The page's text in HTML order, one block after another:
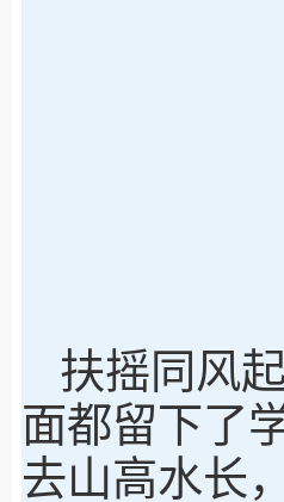
扶摇同风
面都留下了
去山高水长